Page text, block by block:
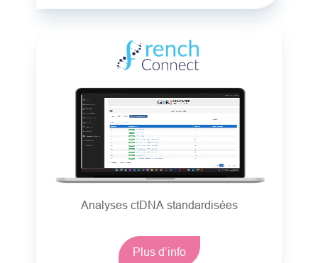
Analyses ctDNA standardisées
Plus d’info